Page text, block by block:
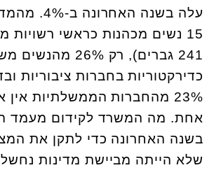
עלה בשנה
15 נשים מכהנות כראשי רשויות
241 גברים), רק 26%
כדירקטוריות בחברות ציבוריות
23% מהחברות הממשלתיות
אחת. מה המשרד לקידום מעמד
בשנה האחרונה כדי לתקן את
שלא הייתה מביישת מדינות